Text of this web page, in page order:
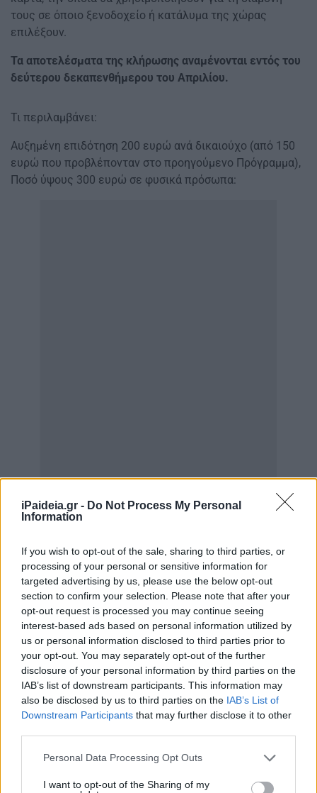
iPaideia.gr - Do Not Process My Personal
Information
If you wish to opt-out of the sale, sharing to third parties, or
processing of your personal or sensitive information for
targeted advertising by us, please use the below opt-out
section to confirm your selection. Please note that after your
opt-out request is processed you may continue seeing
interest-based ads based on personal information utilized by
us or personal information disclosed to third parties prior to
your opt-out. You may separately opt-out of the further
disclosure of your personal information by third parties on the
IAB’s list of downstream participants. This information may
also be disclosed by us to third parties on the IAB’s List of
Downstream Participants that may further disclose it to other
Please note that this website/app uses one or more Google
not limited to your visit or usage behaviour. You may click to
Personal Data Processing Opt Outs
I want to opt-out of the Sharing of my
τους σε όποιο ξενοδοχείο ή κατάλυμα της χώρας
επιλέξουν.
Τα αποτελέσματα της κλήρωσης αναμένονται εντός του
δεύτερου δεκαπενθήμερου του Απριλίου.
Τι περιλαμβάνει:
Αυξημένη επιδότηση 200 ευρώ ανά δικαιούχο (από 150
ευρώ που προβλέπονταν στο προηγούμενο Πρόγραμμα),
Ποσό ύψους 300 ευρώ σε φυσικά πρόσωπα:
άγαμα ή σε κατάσταση χηρείας με προστατευόμενα
τέκνα, βάσει τελευταίας εκκαθαρισμένης κατά την
υποβολή της αίτησης Δήλωσης Φορολογίας Εισοδήματος
Φυσικών Προσώπων 2022,
έγγαμα ή μέρη συμφώνου συμβίωσης με τρία
χωριστής Δήλωσης Φορολογίας Εισοδήματος Φυσικών
Προσώπων 2022. Σημειώνεται ότι η επίκληση της